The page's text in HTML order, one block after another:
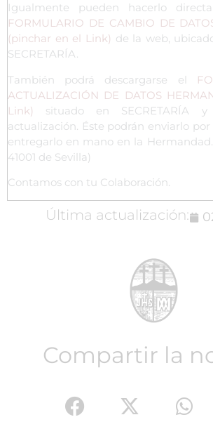
Igualmente pueden hacerlo
FORMULARIO DE CAMBIO DE
(pinchar en el Link) de la web,
SECRETARÍA.
También podrá descargarse el
ACTUALIZACIÓN DE DATOS
Link)
situado en SECRETARÍA
actualización. Éste podrán enviarlo
entregarlo en mano en la Hermandad.
41001 de Sevilla)
Contamos con tu Colaboración.
Última actualización:
Compartir la